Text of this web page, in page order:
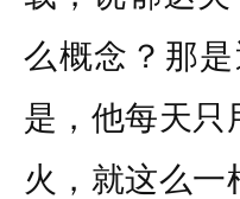
么概念？那
是，他每天只
火，就这么